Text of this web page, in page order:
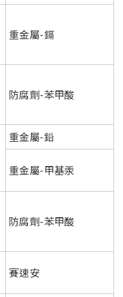
重金屬-鎘
防腐劑-苯甲酸
重金屬-鉛
重金屬-甲基汞
防腐劑-苯甲酸
賽速安